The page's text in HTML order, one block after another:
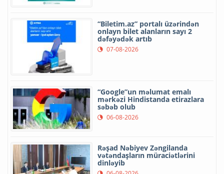
“Biletim.az” portalı üzərindən
onlayn bilet alanların sayı 2
dəfəyədək artıb
07-08-2026
“Google”un məlumat emalı
mərkəzi Hindistanda etirazlara
səbəb olub
06-08-2026
Rəşad Nəbiyev Zəngilanda
vətəndaşların müraciətlərini
dinləyib